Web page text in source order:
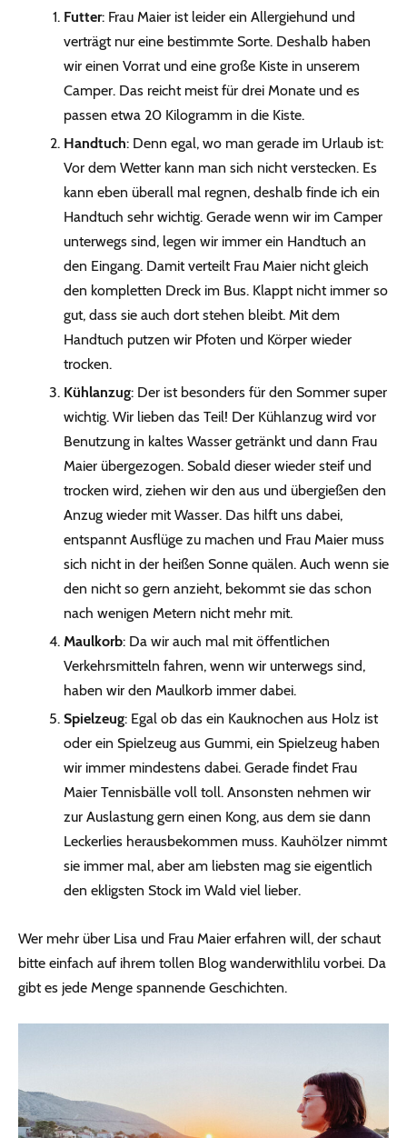
Futter: Frau Maier ist leider ein Allergiehund und
verträgt nur eine bestimmte Sorte. Deshalb haben
wir einen Vorrat und eine große Kiste in unserem
Camper. Das reicht meist für drei Monate und es
passen etwa 20 Kilogramm in die Kiste.
Handtuch: Denn egal, wo man gerade im Urlaub ist:
Vor dem Wetter kann man sich nicht verstecken. Es
kann eben überall mal regnen, deshalb finde ich ein
Handtuch sehr wichtig. Gerade wenn wir im Camper
unterwegs sind, legen wir immer ein Handtuch an
den Eingang. Damit verteilt Frau Maier nicht gleich
den kompletten Dreck im Bus. Klappt nicht immer so
gut, dass sie auch dort stehen bleibt. Mit dem
Handtuch putzen wir Pfoten und Körper wieder
trocken.
Kühlanzug: Der ist besonders für den Sommer super
wichtig. Wir lieben das Teil! Der Kühlanzug wird vor
Benutzung in kaltes Wasser getränkt und dann Frau
Maier übergezogen. Sobald dieser wieder steif und
trocken wird, ziehen wir den aus und übergießen den
Anzug wieder mit Wasser. Das hilft uns dabei,
entspannt Ausflüge zu machen und Frau Maier muss
sich nicht in der heißen Sonne quälen. Auch wenn sie
den nicht so gern anzieht, bekommt sie das schon
nach wenigen Metern nicht mehr mit.
Maulkorb: Da wir auch mal mit öffentlichen
Verkehrsmitteln fahren, wenn wir unterwegs sind,
haben wir den Maulkorb immer dabei.
Spielzeug: Egal ob das ein Kauknochen aus Holz ist
oder ein Spielzeug aus Gummi, ein Spielzeug haben
wir immer mindestens dabei. Gerade findet Frau
Maier Tennisbälle voll toll. Ansonsten nehmen wir
zur Auslastung gern einen Kong, aus dem sie dann
Leckerlies herausbekommen muss. Kauhölzer nimmt
sie immer mal, aber am liebsten mag sie eigentlich
den ekligsten Stock im Wald viel lieber.
Wer mehr über Lisa und Frau Maier erfahren will, der schaut
bitte einfach auf ihrem tollen Blog wanderwithlilu vorbei. Da
gibt es jede Menge spannende Geschichten.